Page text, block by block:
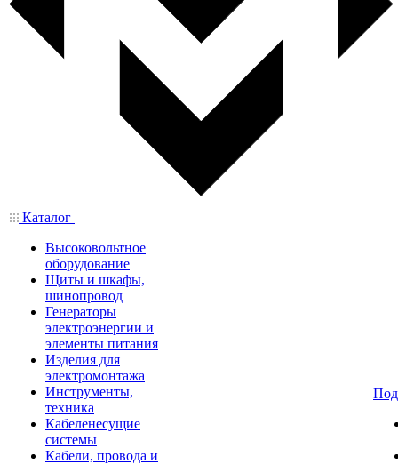
Каталог
Высоковольтное
оборудование
Щиты и шкафы,
шинопровод
Генераторы
электроэнергии и
элементы питания
Изделия для
электромонтажа
Инструменты,
техника
Кабеленесущие
системы
Кабели, провода и